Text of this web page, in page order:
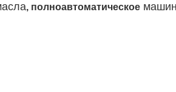
, полноавтоматическое